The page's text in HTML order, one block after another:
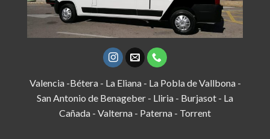
Valencia -Bétera - La Eliana - La Pobla de Vallbona -
San Antonio de Benageber - Lliria - Burjasot - La
Cañada - Valterna - Paterna - Torrent